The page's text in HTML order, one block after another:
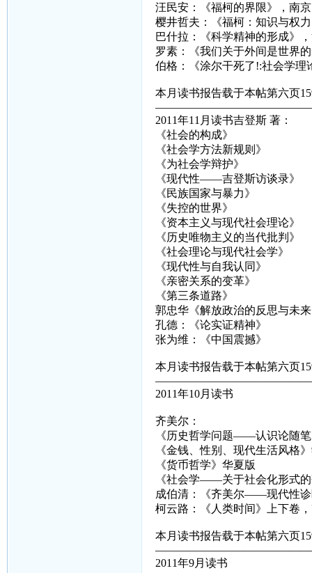
汪民安：《福柯的界限》，南
樱井哲夫：《福柯：知识与权
巴什拉：《科学精神的形成》
罗素：《我们关于外间是世界
伯格：《涂尔干死了!:社会学理
本月读书报告载于本帖第六页
2011年11月读书吉登斯 著：
《社会的构成》
《社会学方法新规则》
《为社会学辩护》
《现代性——吉登斯访谈录》
《民族国家与暴力》
《失控的世界》
《资本主义与现代社会理论》
《历史唯物主义的当代批判》
《社会理论与现代社会学》
《现代性与自我认同》
《亲密关系的变革》
《第三条道路》
郭忠华《解放政治的反思与未
孔德：《论实证精神》
张为维：《中国震撼》
本月读书报告载于本帖第六页
2011年10月读书
齐美尔：
《历史哲学问题——认识论随
《金钱、性别、现代生活风格
《货币哲学》华夏版
《社会学——关于社会化形式
成伯清：《齐美尔——现代性诊
柯云路：《人类时间》上下卷
本月读书报告载于本帖第六页
2011年9月读书